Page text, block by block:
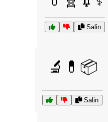
Salin
🔬💊📦
Salin